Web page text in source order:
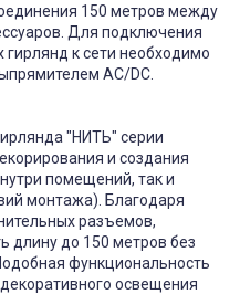
150 метров между
Для подключения
к сети необходимо
AC/DC.
"НИТЬ" серии
и создания
помещений, так и
монтажа). Благодаря
разъемов,
длину до 150 метров без
функциональность
освещения